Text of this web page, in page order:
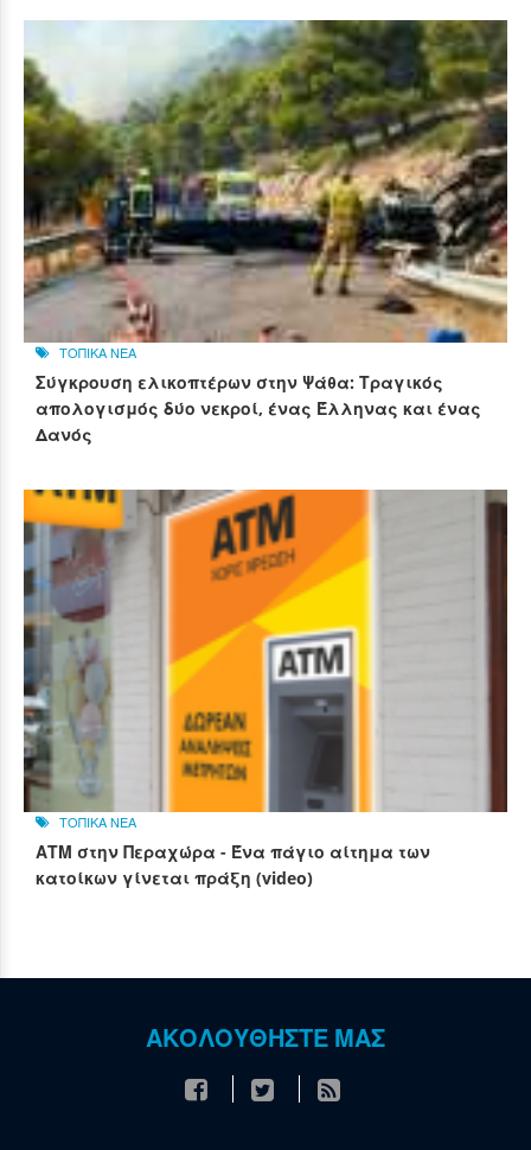
ΤΟΠΙΚΑ ΝΕΑ
Σύγκρουση ελικοπτέρων στην Ψάθα: Τραγικός
απολογισμός δύο νεκροί, ένας Έλληνας και ένας
Δανός
ΤΟΠΙΚΑ ΝΕΑ
ΑΤΜ στην Περαχώρα - Ένα πάγιο αίτημα των
κατοίκων γίνεται πράξη (video)
ΑΚΟΛΟΥΘΗΣΤΕ ΜΑΣ